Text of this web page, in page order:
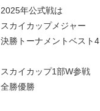
2025年公式戦は
スカイカップメジャー
決勝トーナメントベスト4
スカイカップ1部W参戦
全勝優勝